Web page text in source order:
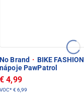
No Brand · BIKE
nápoje PawPatrol
€ 4,99
VOC* € 6,99